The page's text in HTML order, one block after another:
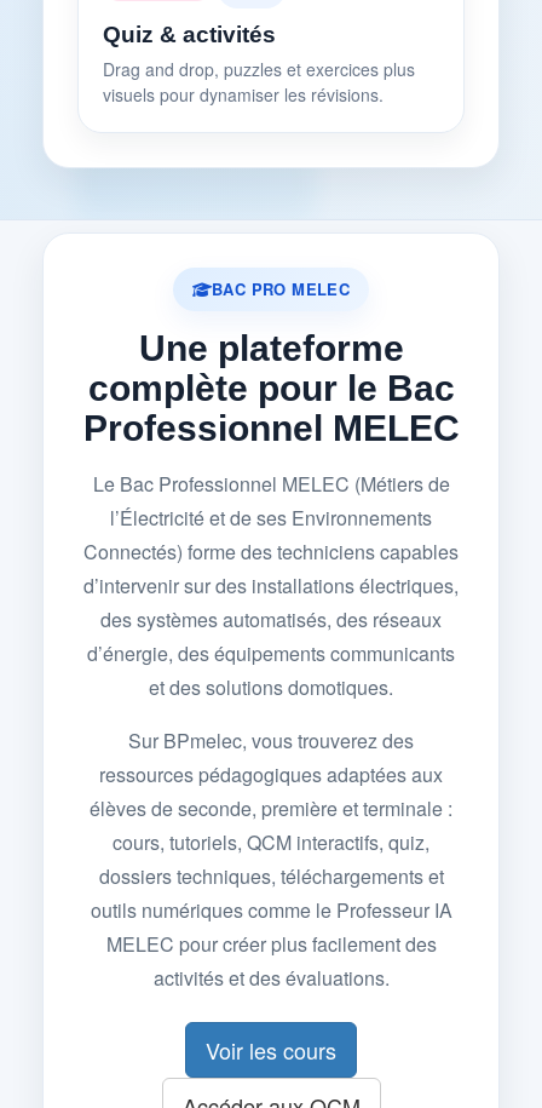
Quiz & activités
Drag and drop, puzzles et exercices plus
visuels pour dynamiser les révisions.
BAC PRO MELEC
Une plateforme
complète pour le Bac
Professionnel MELEC
Le Bac Professionnel MELEC (Métiers de
l’Électricité et de ses Environnements
Connectés) forme des techniciens capables
d’intervenir sur des installations électriques,
des systèmes automatisés, des réseaux
d’énergie, des équipements communicants
et des solutions domotiques.
Sur BPmelec, vous trouverez des
ressources pédagogiques adaptées aux
élèves de seconde, première et terminale :
cours, tutoriels, QCM interactifs, quiz,
dossiers techniques, téléchargements et
outils numériques comme le Professeur IA
MELEC pour créer plus facilement des
activités et des évaluations.
Voir les cours